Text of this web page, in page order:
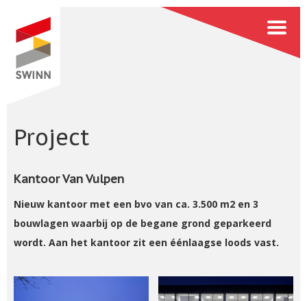
Project
Kantoor Van Vulpen
Nieuw kantoor met een bvo van ca. 3.500 m2 en 3
bouwlagen waarbij op de begane grond geparkeerd
wordt. Aan het kantoor zit een éénlaagse loods vast.